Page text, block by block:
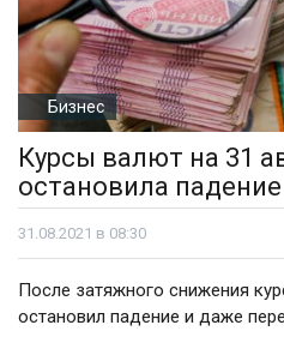
Бизнес
Курсы валют на 31
остановила падение
31.08.2021 в 08:30
После затяжного снижения
остановил падение и даже